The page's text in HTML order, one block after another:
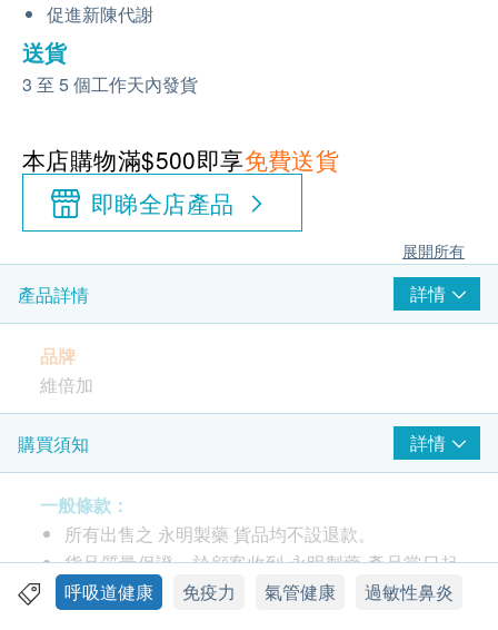
促進新陳代謝
送貨
3 至 5 個工作天內發貨
本店購物滿$500即享免費送貨
即睇全店產品
展開所有
產品詳情 詳情
品牌
維倍加
產地
紐西蘭
包裝
100粒
功效
購買須知 詳情
一般條款：
所有出售之 永明製藥 貨品均不設退款。
貨品質量保證，於顧客收到 永明製藥 產品當日起
計，食用期應最少有9個月或以上。
呼吸道健康 免疫力 氣管健康 過敏性鼻炎